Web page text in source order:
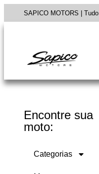
SAPICO MOTORS |
Encontre sua
moto:
Categorias